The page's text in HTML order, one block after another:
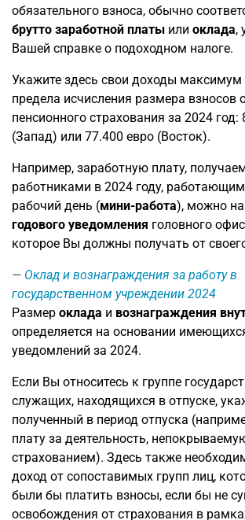
обязательного взноса, обычно
брутто заработной платы или оклада,
Вашей справке о подоходном налоге.
Укажите здесь свои доходы максимум
предела исчисления размера взносов
пенсионного страхования за 2024 год:
(Запад) или 77.400 евро (Восток).
Например, заработную плату,
работниками в 2024 году,
рабочий день (мини-работа), можно
годового уведомления головного
которое Вы должны получать от
Оклад и вознаграждения за работу в
государственном учреждении 2024
Размер оклада и вознаграждения
определяется на основании
уведомлений за 2024.
Если Вы относитесь к группе
служащих, находящихся в отпуске,
полученный в период отпуска
плату за деятельность,
страхованием). Здесь также
доход от сопоставимых групп лиц,
были бы платить взносы, если бы не
освобождения от страхования в